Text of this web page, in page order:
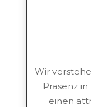
Wir
Präsenz
einen